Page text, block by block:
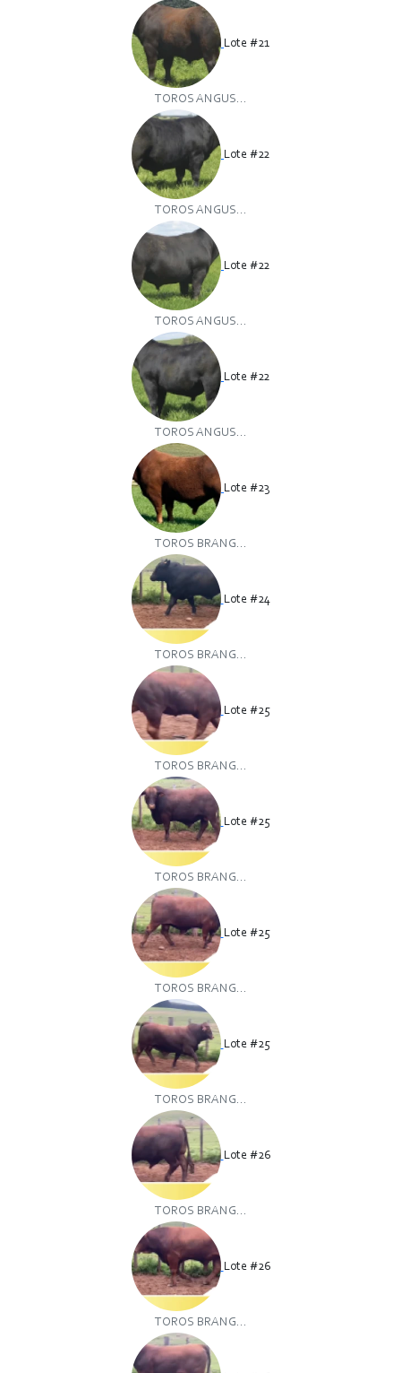
Lote #21
TOROS ANGUS...
Lote #22
TOROS ANGUS...
Lote #22
TOROS ANGUS...
Lote #22
TOROS ANGUS...
Lote #23
TOROS BRANG...
Lote #24
TOROS BRANG...
Lote #25
TOROS BRANG...
Lote #25
TOROS BRANG...
Lote #25
TOROS BRANG...
Lote #25
TOROS BRANG...
Lote #26
TOROS BRANG...
Lote #26
TOROS BRANG...